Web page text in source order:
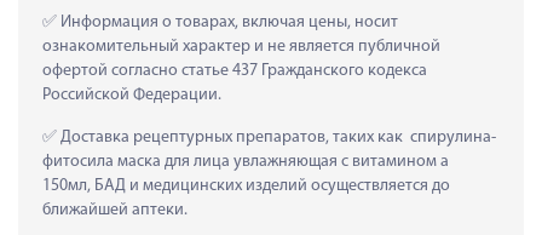
Информация о товарах, включая цены, носит
ознакомительный характер и не является публичной
офертой согласно статье 437 Гражданского кодекса
Российской Федерации.
Доставка рецептурных препаратов, таких как  спирулина-
фитосила маска для лица увлажняющая с витамином а
150мл, БАД и медицинских изделий осуществляется до
ближайшей аптеки.